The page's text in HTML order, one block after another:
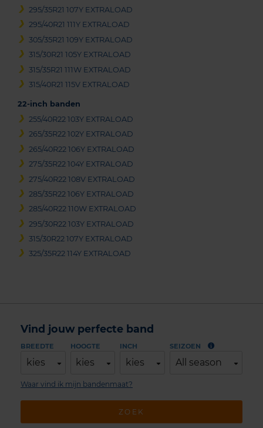
295/35R21 107Y EXTRALOAD
295/40R21 111Y EXTRALOAD
305/35R21 109Y EXTRALOAD
315/30R21 105Y EXTRALOAD
315/35R21 111W EXTRALOAD
315/40R21 115V EXTRALOAD
22-inch banden
255/40R22 103Y EXTRALOAD
265/35R22 102Y EXTRALOAD
265/40R22 106Y EXTRALOAD
275/35R22 104Y EXTRALOAD
275/40R22 108V EXTRALOAD
285/35R22 106Y EXTRALOAD
285/40R22 110W EXTRALOAD
295/30R22 103Y EXTRALOAD
315/30R22 107Y EXTRALOAD
325/35R22 114Y EXTRALOAD
Vind jouw perfecte band
BREEDTE
kies
HOOGTE
kies
INCH
kies
SEIZOEN
All season
ZOEK
Waar vind ik mijn bandenmaat?